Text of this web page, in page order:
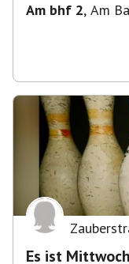
Am bhf 2, Am
Es ist